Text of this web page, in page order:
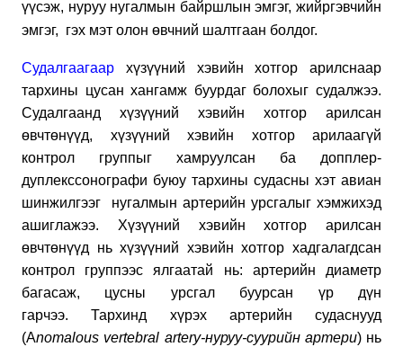
үүсэж, нуруу нугалмын байршлын эмгэг, жийргэвчийн
эмгэг, гэх мэт олон өвчний шалтгаан болдог.
Судалгаагаар хүзүүний хэвийн хотгор арилснаар
тархины цусан хангамж буурдаг болохыг судалжээ.
Судалгаанд хүзүүний хэвийн хотгор арилсан
өвчтөнүүд, хүзүүний хэвийн хотгор арилаагүй
контрол группыг хамруулсан ба допплер-
дуплекссонографи буюу тархины судасны хэт авиан
шинжилгээг нугалмын артерийн урсгалыг хэмжихэд
ашиглажээ. Хүзүүний хэвийн хотгор арилсан
өвчтөнүүд нь хүзүүний хэвийн хотгор хадгалагдсан
контрол группээс ялгаатай нь: артерийн диаметр
багасаж, цусны урсгал буурсан үр дүн
гарчээ. Тархинд хүрэх артерийн судаснууд
(Anomalous vertebral artery-нуруу-суурийн артери) нь